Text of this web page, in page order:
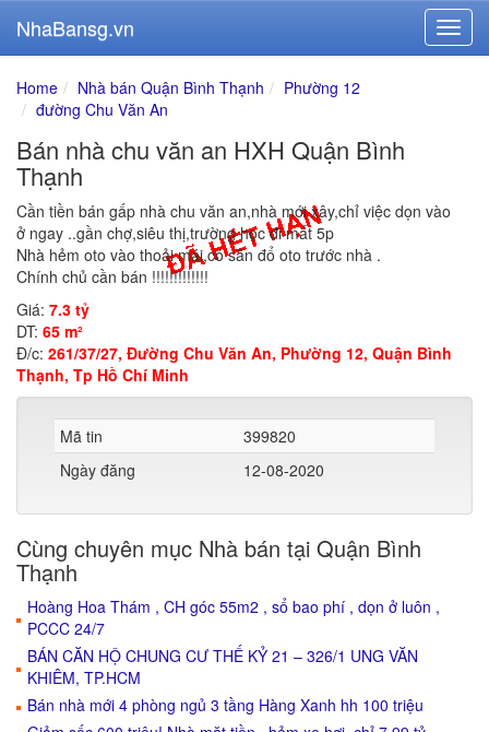
NhaBansg.vn
Home Nhà bán Quận Bình Thạnh
Phường 12
đường Chu Văn An
Bán nhà chu văn an HXH Quận Bình
Thạnh
Cần tiền bán gấp nhà chu văn an,nhà mới xây,chỉ việc dọn vào
ở ngay ..gần chợ,siêu thị,trường học đi mất 5p
Nhà hẻm oto vào thoải mái,có sân đổ oto trước nhà .
Chính chủ cần bán !!!!!!!!!!!!!
Giá: 7.3 tỷ
DT: 65 m²
Đ/c: 261/37/27, Đường Chu Văn An, Phường 12, Quận Bình
Thạnh, Tp Hồ Chí Minh
Mã tin
399820
Ngày đăng
12-08-2020
Cùng chuyên mục Nhà bán tại Quận Bình
Thạnh
Hoàng Hoa Thám , CH góc 55m2 , sổ bao phí , dọn ở luôn ,
PCCC 24/7
BÁN CĂN HỘ CHUNG CƯ THẾ KỶ 21 – 326/1 UNG VĂN
KHIÊM, TP.HCM
Bán nhà mới 4 phòng ngủ 3 tầng Hàng Xanh hh 100 triệu